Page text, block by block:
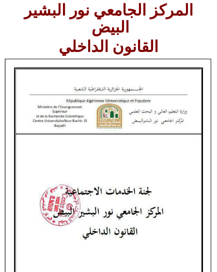
المركز الجامعي نور البشير
البيض
القانون الداخلي